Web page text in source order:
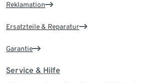
Reklamation
Ersatzteile & Reparatur
Garantie
Service & Hilfe